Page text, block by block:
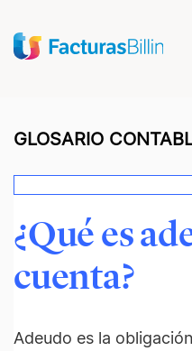
GLOSARIO
¿Qué es
cuenta?
Adeudo es la